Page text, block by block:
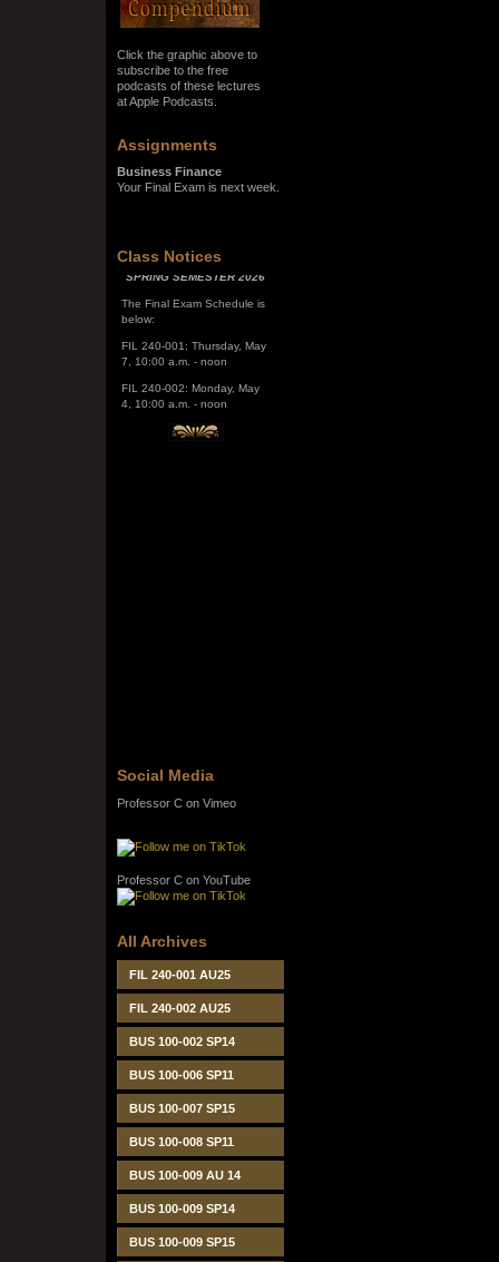
Click the graphic above to
subscribe to the free
podcasts of these lectures
at Apple Podcasts.
Assignments
Business Finance
Your Final Exam is next week.
Class Notices
SPRING SEMESTER 2026
The Final Exam Schedule is
FIL 240-001: Thursday, May
FIL 240-002: Monday, May
Social Media
Professor C on Vimeo
Professor C on YouTube
All Archives
FIL 240-001 AU25
FIL 240-002 AU25
BUS 100-002 SP14
BUS 100-006 SP11
BUS 100-007 SP15
BUS 100-008 SP11
BUS 100-009 AU 14
BUS 100-009 SP14
BUS 100-009 SP15